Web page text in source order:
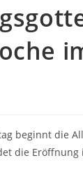
beginnt die
die Eröffnung